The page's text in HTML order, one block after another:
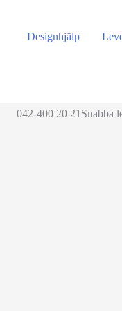
Designhjälp
042-400 20 21 Snabba